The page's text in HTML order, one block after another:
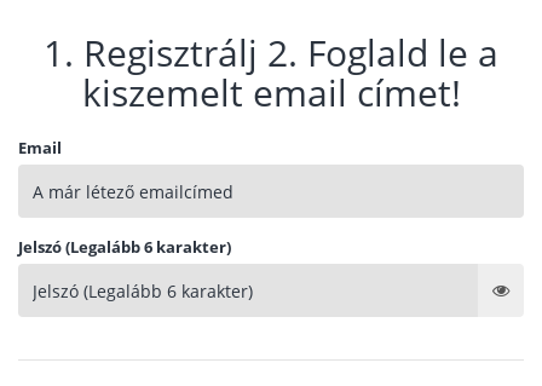
1. Regisztrálj 2. Foglald le a
kiszemelt email címet!
Email
Jelszó (Legalább 6 karakter)